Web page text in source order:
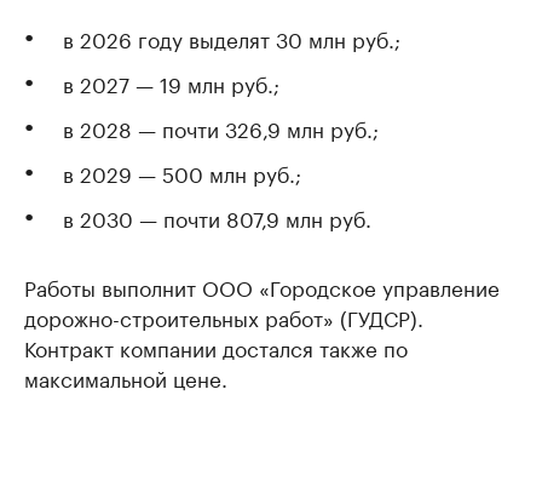
в 2026 году выделят 30 млн руб.;
в 2027 — 19 млн руб.;
в 2028 — почти 326,9 млн руб.;
в 2029 — 500 млн руб.;
в 2030 — почти 807,9 млн руб.
Работы выполнит ООО «Городское управление
дорожно-строительных работ» (ГУДСР).
Контракт компании достался также по
максимальной цене.